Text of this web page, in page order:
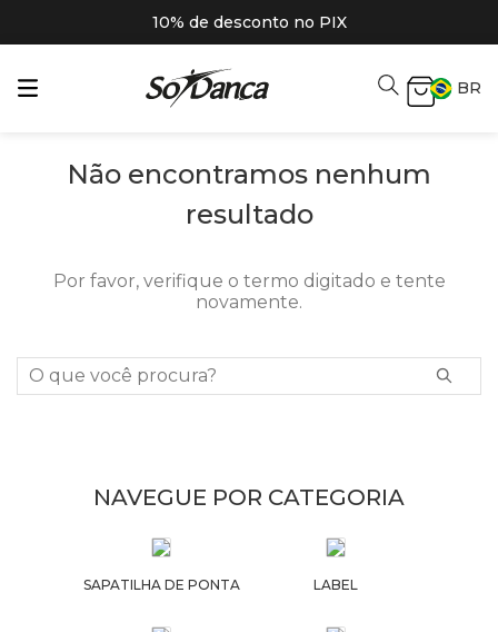
10% de desconto no PIX
BR
Não encontramos nenhum
resultado
Por favor, verifique o termo digitado e tente
novamente.
O que você procura?
NAVEGUE POR CATEGORIA
SAPATILHA DE PONTA LABEL